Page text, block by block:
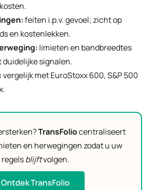
feiten i.p.v. gevoel; zicht op
en kostenlekken.
limieten en bandbreedtes
signalen.
vergelijk met EuroStoxx 600, S&P 500
TransFoliocentraliseert
en herwegingen zodat u uw
regelsblijftvolgen.
Ontdek TransFolio